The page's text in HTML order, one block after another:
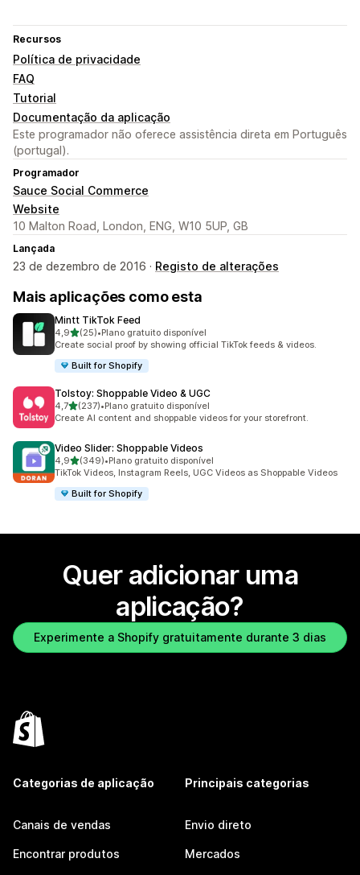
Recursos
Política de privacidade
FAQ
Tutorial
Documentação da aplicação
Este programador não oferece assistência direta em Português
(portugal).
Programador
Sauce Social Commerce
Website
10 Malton Road, London, ENG, W10 5UP, GB
Lançada
23 de dezembro de 2016 · Registo de alterações
Mais aplicações como esta
Mintt TikTok Feed
4,9de 5 estrelas
(25)
25 total de avaliações
•Plano gratuito disponível
Create social proof by showing official TikTok feeds & videos.
Built for Shopify
Tolstoy: Shoppable Video & UGC
4,7de 5 estrelas
(237)
237 total de avaliações
•Plano gratuito disponível
Create AI content and shoppable videos for your storefront.
Video Slider: Shoppable Videos
4,9de 5 estrelas
(349)
349 total de avaliações
•Plano gratuito disponível
TikTok Videos, Instagram Reels, UGC Videos as Shoppable Videos
Built for Shopify
Quer adicionar uma
aplicação?
Experimente a Shopify gratuitamente durante 3 dias
Categorias de aplicação
Canais de vendas
Encontrar produtos
Principais categorias
Envio direto
Mercados